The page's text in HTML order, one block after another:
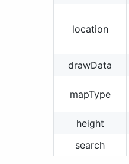
location
drawData
mapType
height
search